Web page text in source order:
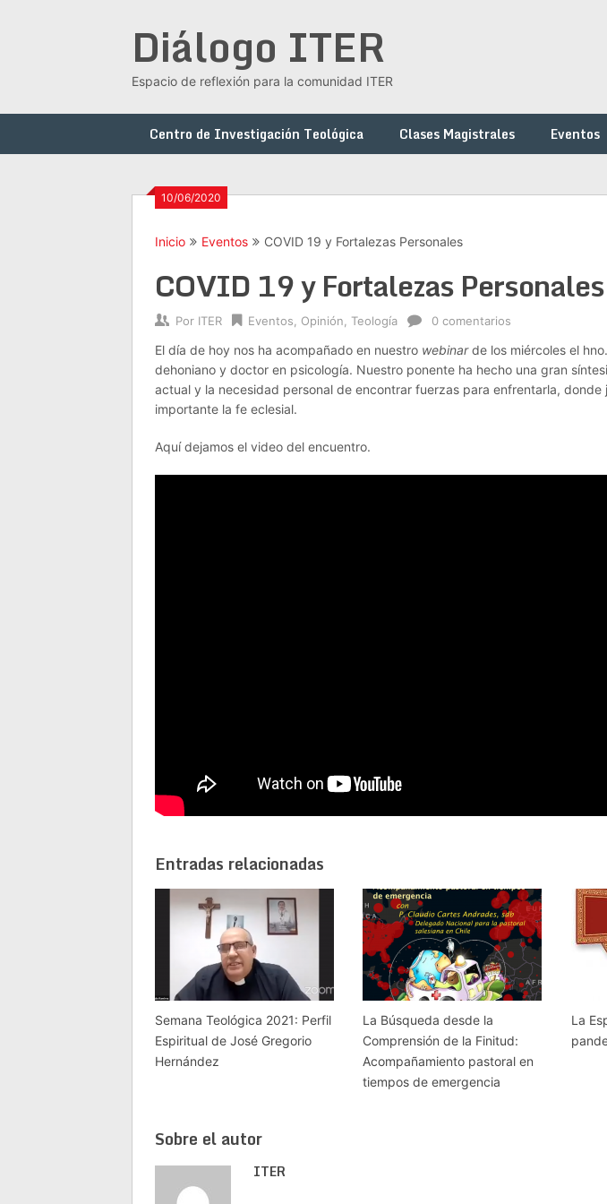
Diálogo ITER
Espacio de reflexión para la comunidad ITER
Centro de Investigación Teológica Clases Magistrales Eventos
10/06/2020
Inicio Eventos COVID 19 y Fortalezas Personales
COVID 19 y Fortalezas Personales
Por ITER Eventos Opinión Teología 0 comentarios
El día de hoy nos ha acompañado en nuestro webinarde los miércoles el
dehoniano y doctor en psicología. Nuestro ponente ha hecho una gran
actual y la necesidad personal de encontrar fuerzas para enfrentarla, donde
importante la fe eclesial.
Aquí dejamos el video del encuentro.
Entradas relacionadas
Semana Teológica 2021: Perfil
Espiritual de José Gregorio
Hernández
La Búsqueda desde la
Comprensión de la Finitud:
Acompañamiento pastoral en
tiempos de emergencia
La
Sobre el autor
ITER